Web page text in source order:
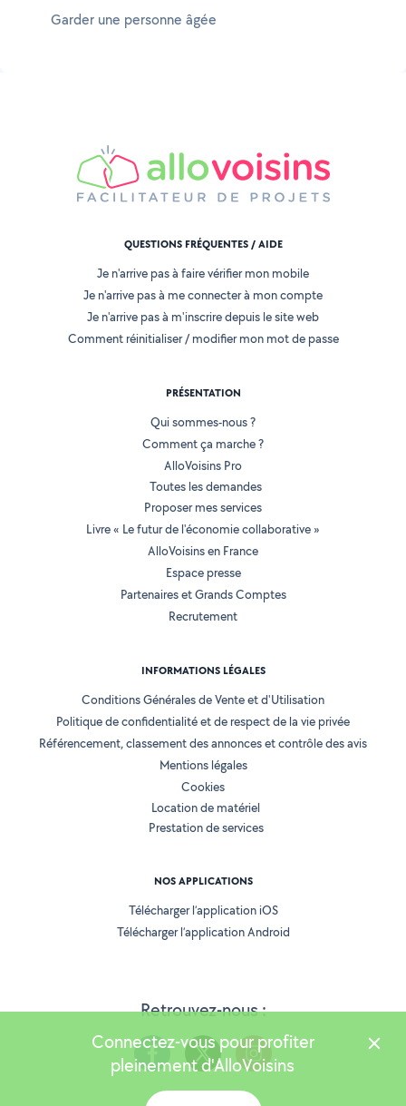
Garder une personne âgée
Retrouvez-nous :
QUESTIONS FRÉQUENTES / AIDE
Je n'arrive pas à faire vérifier mon mobile
Je n'arrive pas à me connecter à mon compte
Je n'arrive pas à m'inscrire depuis le site web
Comment réinitialiser / modifier mon mot de passe
PRÉSENTATION
Qui sommes-nous ?
Comment ça marche ?
AlloVoisins Pro
Toutes les demandes
Proposer mes services
Livre « Le futur de l'économie collaborative »
AlloVoisins en France
Espace presse
Partenaires et Grands Comptes
Recrutement
INFORMATIONS LÉGALES
Conditions Générales de Vente et d'Utilisation
Politique de confidentialité et de respect de la vie privée
Référencement, classement des annonces et contrôle des avis
Mentions légales
Cookies
Location de matériel
Prestation de services
NOS APPLICATIONS
Télécharger l’application iOS
Télécharger l’application Android
Connectez-vous pour profiter
pleinement d'AlloVoisins